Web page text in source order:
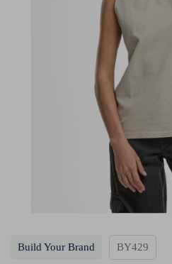
Build Your Brand BY429